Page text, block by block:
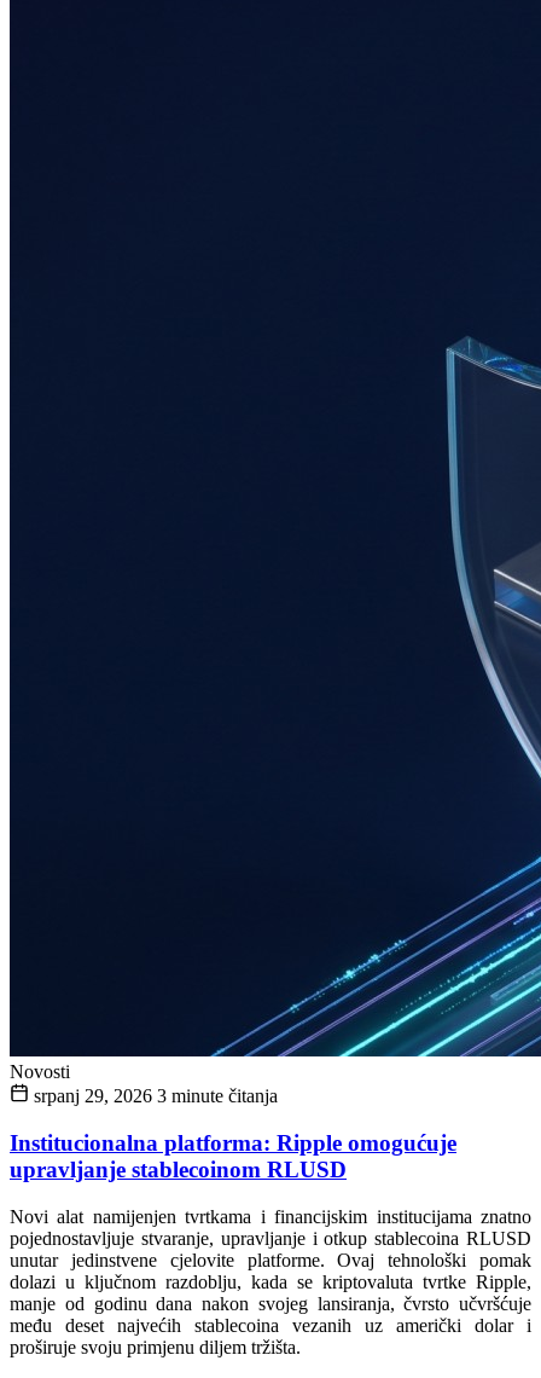
Novosti
srpanj 29, 2026 3 minute čitanja
Institucionalna platforma: Ripple omogućuje
upravljanje stablecoinom RLUSD
Novi alat namijenjen tvrtkama i financijskim institucijama znatno
pojednostavljuje stvaranje, upravljanje i otkup stablecoina RLUSD
unutar jedinstvene cjelovite platforme. Ovaj tehnološki pomak
dolazi u ključnom razdoblju, kada se kriptovaluta tvrtke Ripple,
manje od godinu dana nakon svojeg lansiranja, čvrsto učvršćuje
među deset najvećih stablecoina vezanih uz američki dolar i
proširuje svoju primjenu diljem tržišta.